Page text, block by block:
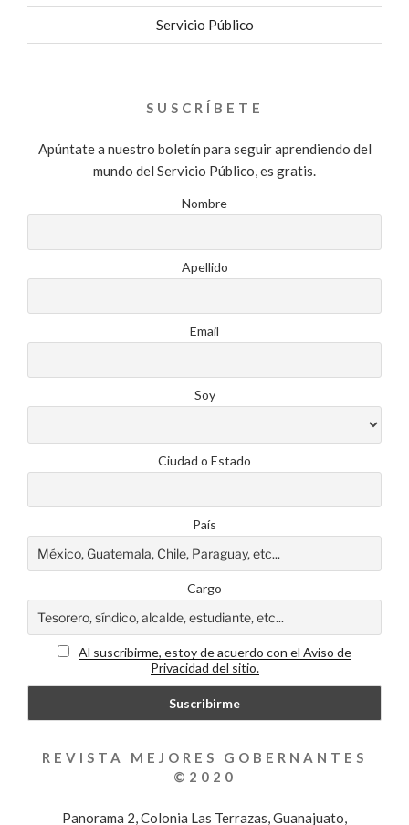
Servicio Público
SUSCRÍBETE
Apúntate a nuestro boletín para seguir aprendiendo del
mundo del Servicio Público, es gratis.
Nombre
Apellido
Email
Soy
Ciudad o Estado
País
Cargo
Al suscribirme, estoy de acuerdo con el Aviso de
Privacidad del sitio.
REVISTA MEJORES GOBERNANTES
©2020
Panorama 2, Colonia Las Terrazas, Guanajuato,